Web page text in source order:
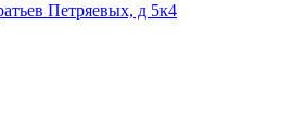
Петряевых, д 5к4